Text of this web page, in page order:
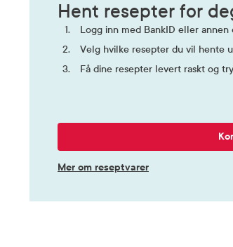
Hent resepter for
Logg inn med BankID eller
Velg hvilke resepter du vil hente
Få dine resepter levert raskt og
Mer om reseptvarer